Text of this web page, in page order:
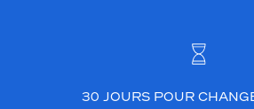
30 JOURS POUR